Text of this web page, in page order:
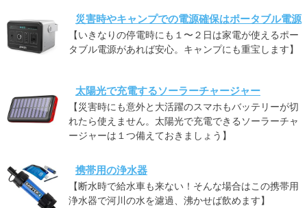
災害時やキャンプでの電源確保はポータブル電源
【いきなりの停電時にも１〜２日は家電が使えるポー
タブル電源があれば安心。キャンプにも重宝します】
太陽光で充電するソーラーチャージャー
【災害時にも意外と大活躍のスマホもバッテリーが切
れたら使えません。太陽光で充電できるソーラーチャ
ージャーは１つ備えておきましょう】
携帯用の浄水器
【断水時で給水車も来ない！そんな場合はこの携帯用
浄水器で河川の水を濾過、沸かせば飲めます】